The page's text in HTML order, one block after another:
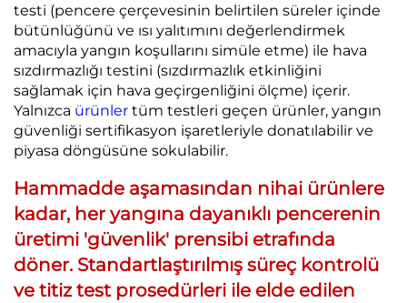
testi (pencere çerçevesinin belirtilen süreler içinde
bütünlüğünü ve ısı yalıtımını değerlendirmek
amacıyla yangın koşullarını simüle etme) ile hava
sızdırmazlığı testini (sızdırmazlık etkinliğini
sağlamak için hava geçirgenliğini ölçme) içerir.
Yalnızca ürünler tüm testleri geçen ürünler, yangın
güvenliği sertifikasyon işaretleriyle donatılabilir ve
piyasa döngüsüne sokulabilir.
Hammadde aşamasından nihai ürünlere
kadar, her yangına dayanıklı pencerenin
üretimi 'güvenlik' prensibi etrafında
döner. Standartlaştırılmış süreç kontrolü
ve titiz test prosedürleri ile elde edilen